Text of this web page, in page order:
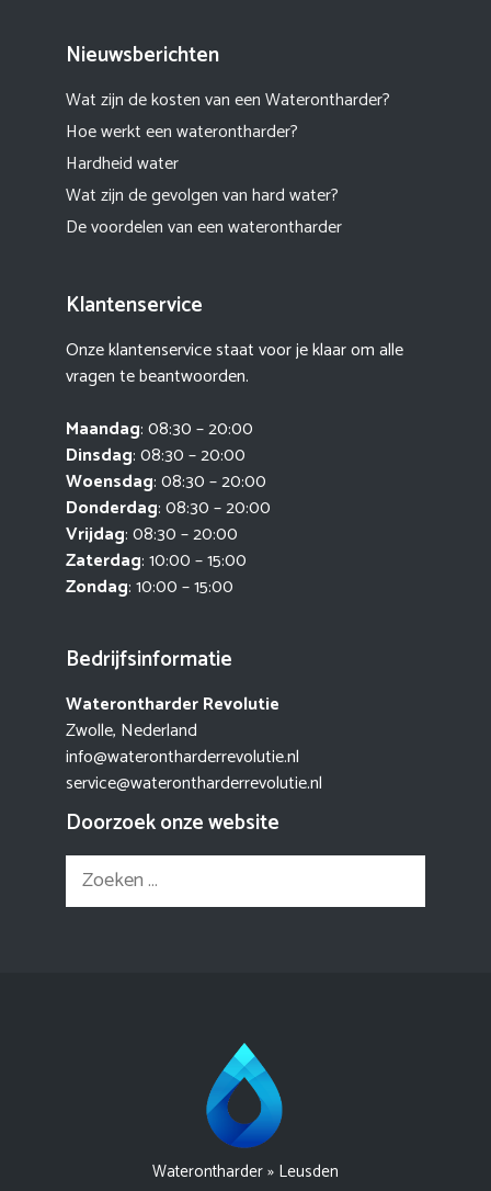
Nieuwsberichten
Wat zijn de kosten van een Waterontharder?
Hoe werkt een waterontharder?
Hardheid water
Wat zijn de gevolgen van hard water?
De voordelen van een waterontharder
Klantenservice
Onze klantenservice staat voor je klaar om alle
vragen te beantwoorden.
Maandag: 08:30 – 20:00
Dinsdag: 08:30 – 20:00
Woensdag: 08:30 – 20:00
Donderdag: 08:30 – 20:00
Vrijdag: 08:30 – 20:00
Zaterdag: 10:00 – 15:00
Zondag: 10:00 – 15:00
Bedrijfsinformatie
Waterontharder Revolutie
Zwolle, Nederland
info@waterontharderrevolutie.nl
service@waterontharderrevolutie.nl
Doorzoek onze website
Zoek
naar:
Waterontharder» Leusden